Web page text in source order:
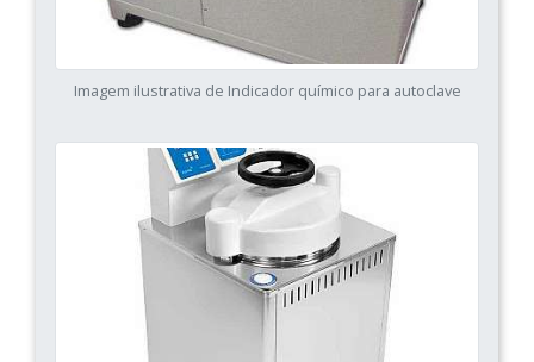
Imagem ilustrativa de Indicador químico para autoclave